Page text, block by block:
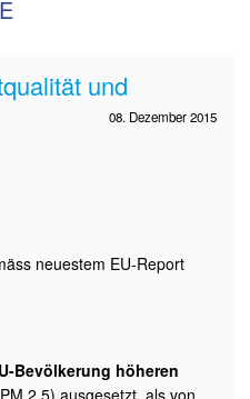
und
08. Dezember 2015
neuestem EU-Report
Bevölkerung höheren